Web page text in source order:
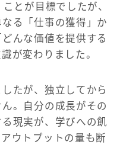
とが目標でしたが、
る「仕事の獲得」か
んな価値を提供する
が変わりました。
たが、独立してから
。自分の成長がその
現実が、学びへの飢
ウトプットの量も断